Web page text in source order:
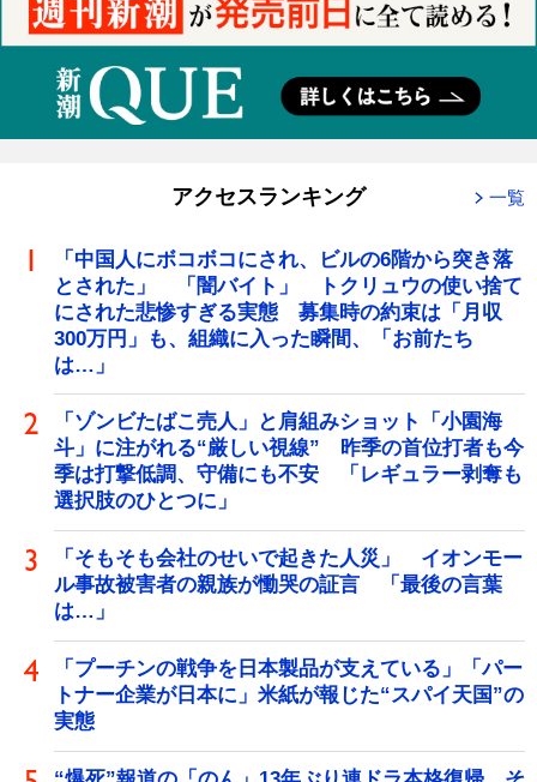
アクセスランキング 一覧
「中国人にボコボコにされ、ビルの6階から突き落
とされた」 「闇バイト」 トクリュウの使い捨て
にされた悲惨すぎる実態 募集時の約束は「月収
300万円」も、組織に入った瞬間、「お前たち
は…」
「ゾンビたばこ売人」と肩組みショット「小園海
斗」に注がれる“厳しい視線” 昨季の首位打者も今
季は打撃低調、守備にも不安 「レギュラー剥奪も
選択肢のひとつに」
「そもそも会社のせいで起きた人災」 イオンモー
ル事故被害者の親族が慟哭の証言 「最後の言葉
は…」
「プーチンの戦争を日本製品が支えている」「パー
トナー企業が日本に」米紙が報じた“スパイ天国”の
実態